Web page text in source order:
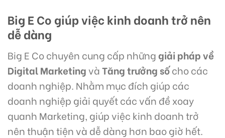
Big E Co giúp việc kinh doanh trở nên
dễ dàng
Big E Co chuyên cung cấp nhữnggiải pháp về
Digital MarketingvàTăng trưởng sốcho các
doanh nghiệp. Nhằm mục đích giúp các
doanh nghiệp giải quyết các vấn đề xoay
quanh Marketing, giúp việc kinh doanh trở
nên thuận tiện và dễ dàng hơn bao giờ hết.